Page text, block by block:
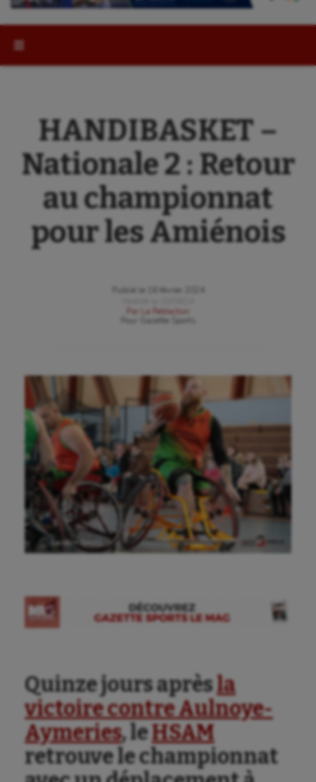
Aéronautique
Athlétisme
HANDIBASKET –
Nationale 2 : Retour
au championnat
pour les Amiénois
Publié le
16 février 2024
Par
La Rédaction
Gazette Sports
Ⓒ Gazette Sports
Quinze jours après la
victoire contre Aulnoye-
Aymeries, leHSAM
retrouve le championnat